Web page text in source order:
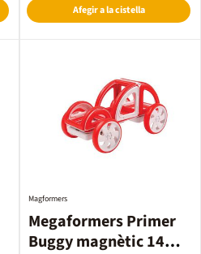
Afegir a la cistella
Megaformers Primer
Buggy magnètic 14
Magformers